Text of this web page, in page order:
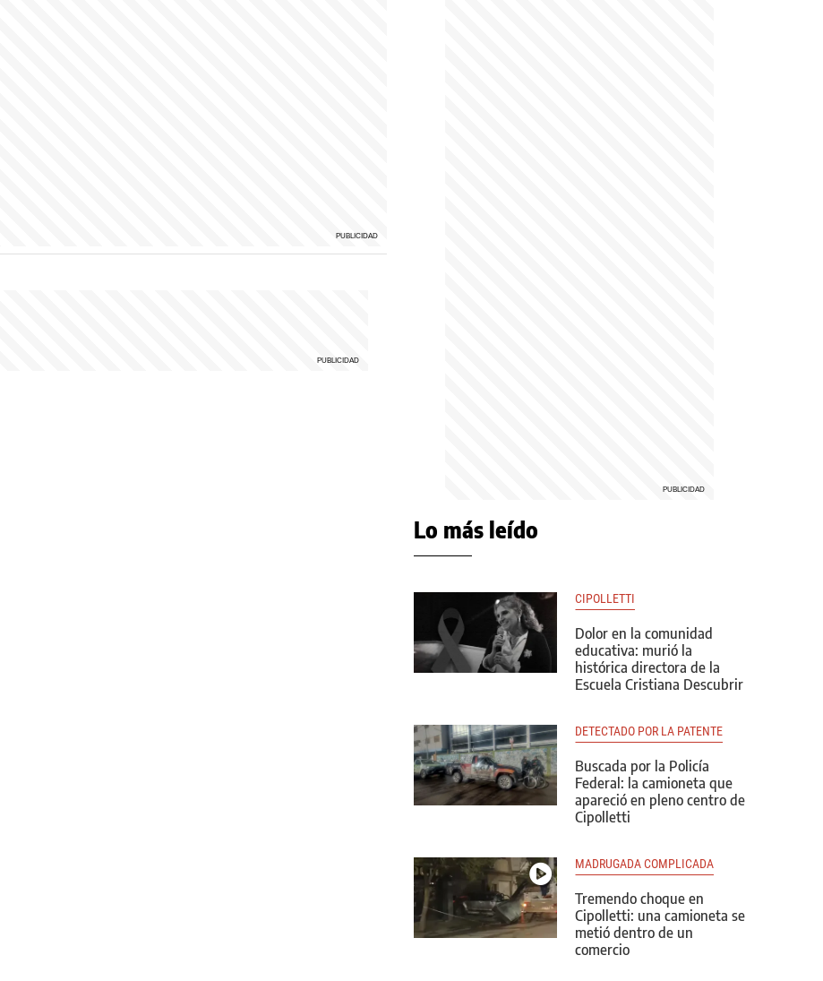
Lo más leído
CIPOLLETTI
Dolor en la comunidad
educativa: murió la
histórica directora de la
Escuela Cristiana Descubrir
DETECTADO POR LA PATENTE
Buscada por la Policía
Federal: la camioneta que
apareció en pleno centro de
Cipolletti
MADRUGADA COMPLICADA
Tremendo choque en
Cipolletti: una camioneta se
metió dentro de un
comercio